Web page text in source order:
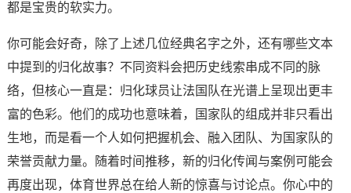
都是宝贵的软实力。
你可能会好奇，除了上述几位经典名字之外，还有哪些文本
中提到的归化故事？不同资料会把历史线索串成不同的脉
络，但核心一直是：归化球员让法国队在光谱上呈现出更丰
富的色彩。他们的成功也意味着，国家队的组成并非只看出
生地，而是看一个人如何把握机会、融入团队、为国家队的
荣誉贡献力量。随着时间推移，新的归化传闻与案例可能会
再度出现，体育世界总在给人新的惊喜与讨论点。你心中的